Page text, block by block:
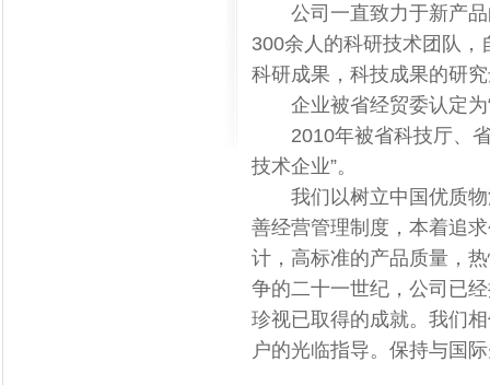
公司一直致力于新产品
300余人的科研技术团队
科研成果，科技成果的研
企业被省经贸委认定为“
2010年被省科技厅、省
技术企业”。
我们以树立中国优质物
善经营管理制度，本着追
计，高标准的产品质量，
争的二十一世纪，公司已
珍视已取得的成就。我们
户的光临指导。保持与国